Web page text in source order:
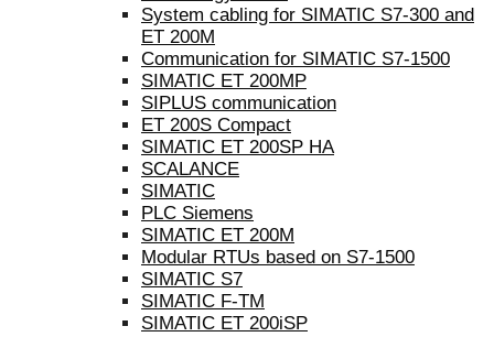
System cabling for SIMATIC S7-300 and
ET 200M
Communication for SIMATIC S7-1500
SIMATIC ET 200MP
SIPLUS communication
ET 200S Compact
SIMATIC ET 200SP HA
SCALANCE
SIMATIC
PLC Siemens
SIMATIC ET 200M
Modular RTUs based on S7-1500
SIMATIC S7
SIMATIC F-TM
SIMATIC ET 200iSP